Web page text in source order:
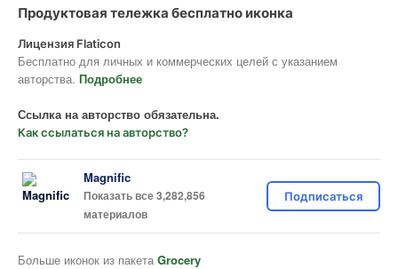
Продуктовая тележка бесплатно иконка
Лицензия Flaticon
Бесплатно для личных и коммерческих целей с указанием
авторства. Подробнее
Ссылка на авторство обязательна.
Как ссылаться на авторство?
Magnific
Показать все 3,282,856
материалов
Подписаться
Больше иконок из пакета Grocery